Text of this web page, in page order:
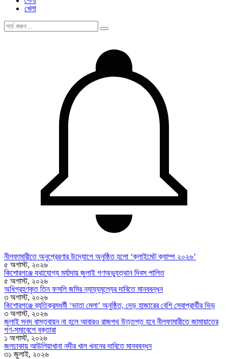
খেলা
নীলফামারীতে অনুপ্রেরণার উদ্যোগে অনুষ্ঠিত হলো ‘ক্লাইমেট ক্যাম্প ২০২৬’
৫ অগাস্ট, ২০২৬
কিশোরগঞ্জে যথাযোগ্য মর্যাদায় জুলাই গণঅভ্যুত্থান দিবস পালিত
৫ অগাস্ট, ২০২৬
অধিগ্রহণকৃত তিন ফসলি জমির ন্যায্যমূল্যের দাবিতে মানববন্ধন
৩ অগাস্ট, ২০২৬
কিশোরগঞ্জে ব্যতিক্রমধর্মী ‘ভাতা মেলা’ অনুষ্ঠিত, দেড় হাজারের বেশি সেবাপ্রার্থীর ভিড়
৩ অগাস্ট, ২০২৬
জুলাই সনদ বাস্তবায়ন না হলে আবারও রাজপথ উত্তপ্ত হবে নীলফামারীতে জামায়াতের
গণ-সমাবেশে বক্তারা
১ অগাস্ট, ২০২৬
জলঢাকায় আউলিয়াখানা নদীর খাল খননের দাবিতে মানববন্ধন
৩১ জুলাই, ২০২৬